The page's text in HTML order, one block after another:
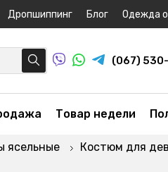
Дропшиппинг Блог Одежда
(067)
Товар недели
ясельные Костюм для